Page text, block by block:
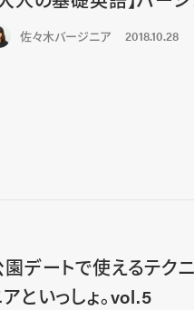
佐々木バージニア 2018.10.28
デートで使えるテク
といっしょ。vol.5